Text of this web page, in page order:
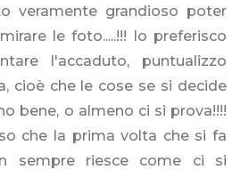
veramente grandioso poter
le foto.....!!! Io preferisco
l'accaduto, puntualizzo
cioè che le cose se si decide
bene, o almeno ci si prova!!!!
che la prima volta che si fa
sempre riesce come ci si